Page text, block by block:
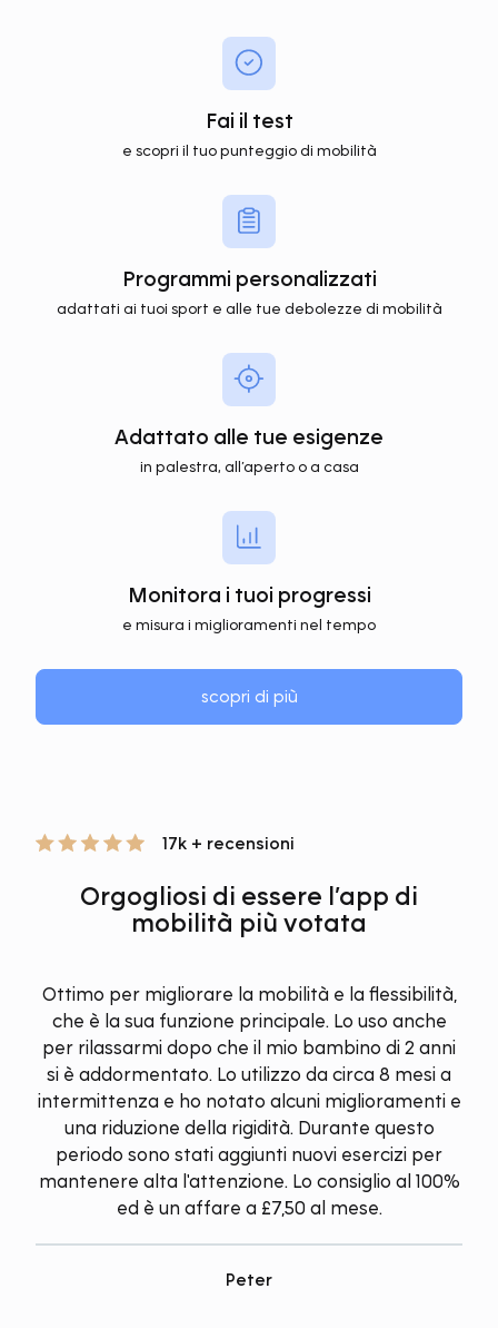
Fai il test
e scopri il tuo punteggio di mobilità
Programmi personalizzati
adattati ai tuoi sport e alle tue debolezze di mobilità
Adattato alle tue esigenze
in palestra, all’aperto o a casa
Monitora i tuoi progressi
e misura i miglioramenti nel tempo
scopri di più
17k + recensioni
Orgogliosi di essere l’app di
mobilità più votata
Ottimo per migliorare la mobilità e la flessibilità,
che è la sua funzione principale. Lo uso anche
per rilassarmi dopo che il mio bambino di 2 anni
si è addormentato. Lo utilizzo da circa 8 mesi a
intermittenza e ho notato alcuni miglioramenti e
una riduzione della rigidità. Durante questo
periodo sono stati aggiunti nuovi esercizi per
mantenere alta l'attenzione. Lo consiglio al 100%
ed è un affare a £7,50 al mese.
Peter